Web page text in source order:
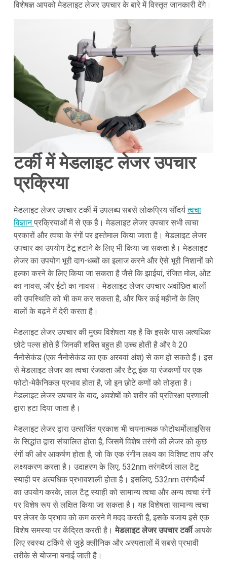
विशेषज्ञ आपको मेडलाइट लेजर उपचार के बारे में विस्तृत जानकारी देंगे।
टर्की में मेडलाइट लेजर उपचार
प्रक्रिया
मेडलाइट लेजर उपचार टर्की में उपलब्ध सबसे लोकप्रिय सौंदर्यत्वचा
विज्ञानप्रक्रियाओं में से एक है। मेडलाइट लेजर उपचार सभी त्वचा
प्रकारों और त्वचा के रंगों पर इस्तेमाल किया जाता है। मेडलाइट लेजर
उपचार का उपयोग टैटू हटाने के लिए भी किया जा सकता है। मेडलाइट
लेजर का उपयोग भूरी दाग-धब्बों का इलाज करने और ऐसे भूरी निशानों को
हल्का करने के लिए किया जा सकता है जैसे कि झाईयां, रंजित मोल, ओट
का नावस, और ईटो का नावस। मेडलाइट लेजर उपचार अवांछित बालों
की उपस्थिति को भी कम कर सकता है, और फिर कई महीनों के लिए
बालों के बढ़ने में देरी करता है।
मेडलाइट लेजर उपचार की मुख्य विशेषता यह है कि इसके पास अत्यधिक
छोटे पल्स होते हैं जिनकी शक्ति बहुत ही उच्च होती है और वे 20
नैनोसेकंड (एक नैनोसेकंड का एक अरबवां अंश) से कम हो सकते हैं। इस
से मेडलाइट लेजर का त्वचा रंजकता और टैटू इंक या रंजकणों पर एक
फोटो-मेकैनिकल प्रभाव होता है, जो इन छोटे कणों को तोड़ता है।
मेडलाइट लेजर उपचार के बाद, अवशेषों को शरीर की प्रतिरक्षा प्रणाली
द्वारा हटा दिया जाता है।
मेडलाइट लेजर द्वारा उत्सर्जित प्रकाश भी चयनात्मक फोटोथर्मोलाइसिस
के सिद्धांत द्वारा संचालित होता है, जिसमें विशेष तरंगों की लेजर को कुछ
रंगों की ओर आकर्षण होता है, जो कि एक रंगीन लक्ष्य का विशिष्ट ताप और
लक्ष्यकरण करता है। उदाहरण के लिए, 532nm तरंगदैर्ध्य लाल टैटू
स्याही पर अत्यधिक प्रभावशाली होता है। इसलिए, 532nm तरंगदैर्ध्य
का उपयोग करके, लाल टैटू स्याही को सामान्य त्वचा और अन्य त्वचा रंगों
पर विशेष रूप से लक्षित किया जा सकता है। यह विशेषता सामान्य त्वचा
पर लेजर के प्रभाव को कम करने में मदद करती है, इसके बजाय इसे एक
विशेष समस्या पर केंद्रित करती है।मेडलाइट लेजर उपचार टर्कीआपके
लिए स्वस्थ टर्किये से जुड़े क्लीनिक और अस्पतालों में सबसे प्रभावी
तरीके से योजना बनाई जाती है।